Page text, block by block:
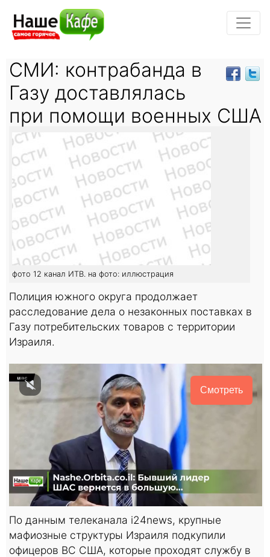
СМИ: контрабанда в
Газу доставлялась
при помощи военных США
фото 12 канал ИТВ. на фото: иллюстрация
Полиция южного округа продолжает
расследование дела о незаконных поставках в
Газу потребительских товаров с территории
Израиля.
Смотреть
По данным телеканала i24news, крупные
мафиозные структуры Израиля подкупили
офицеров ВС США, которые проходят службу в